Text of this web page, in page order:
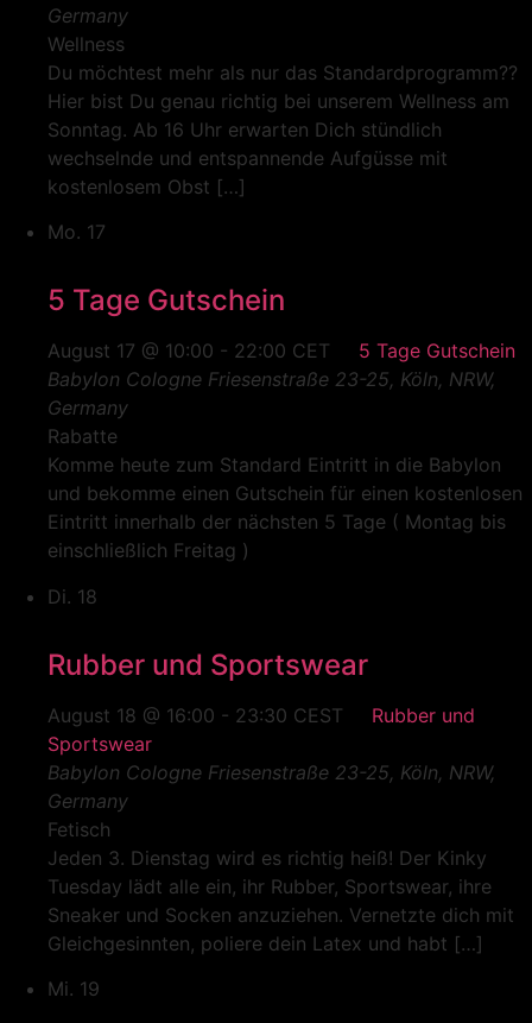
Germany
Wellness
Du möchtest mehr als nur das Standardprogramm??
Hier bist Du genau richtig bei unserem Wellness am
Sonntag. Ab 16 Uhr erwarten Dich stündlich
wechselnde und entspannende Aufgüsse mit
kostenlosem Obst […]
Mo. 17
5 Tage Gutschein
August 17 @ 10:00 - 22:00 CET
5 Tage Gutschein
Babylon Cologne Friesenstraße 23-25, Köln, NRW,
Germany
Rabatte
Komme heute zum Standard Eintritt in die Babylon
und bekomme einen Gutschein für einen kostenlosen
Eintritt innerhalb der nächsten 5 Tage ( Montag bis
einschließlich Freitag )
Di. 18
Rubber und Sportswear
August 18 @ 16:00 - 23:30 CEST
Rubber und
Sportswear
Babylon Cologne Friesenstraße 23-25, Köln, NRW,
Germany
Fetisch
Jeden 3. Dienstag wird es richtig heiß! Der Kinky
Tuesday lädt alle ein, ihr Rubber, Sportswear, ihre
Sneaker und Socken anzuziehen. Vernetzte dich mit
Gleichgesinnten, poliere dein Latex und habt […]
Mi. 19